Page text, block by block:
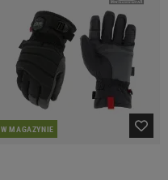
W MAGAZYNIE